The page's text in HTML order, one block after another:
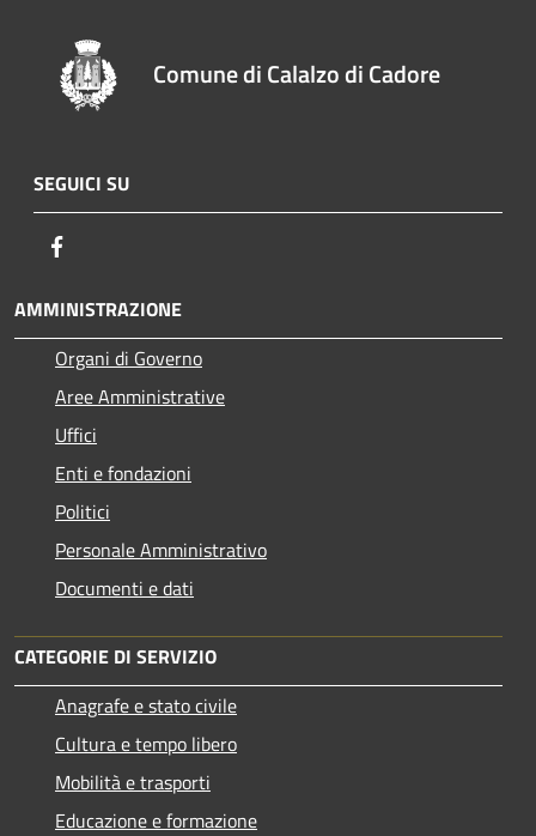
Comune di Calalzo di Cadore
SEGUICI SU
AMMINISTRAZIONE
Organi di Governo
Aree Amministrative
Uffici
Enti e fondazioni
Politici
Personale Amministrativo
Documenti e dati
CATEGORIE DI SERVIZIO
Anagrafe e stato civile
Cultura e tempo libero
Mobilità e trasporti
Educazione e formazione